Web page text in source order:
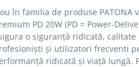
kjøk
în familia de produse
PD 20W (PD = Power-
o siguranță ridicată,
și utilizatori frecventi
ridicată și viață lungă.